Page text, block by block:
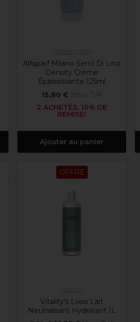
Alfaparf Milano Semi Di Lino
Density Crème
Épaississante 125ml
15,80 € Hors TVA
2 ACHETÉS, 10% DE
REMISE!
Ajouter au panier
OFFRE
Vitality's Lixxo Lait
Neutralisant Hydratant 1L